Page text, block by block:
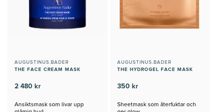
AUGUSTINUS.BADER
THE FACE CREAM MASK
2 480 kr
Ansiktsmask som livar upp
AUGUSTINUS.BADER
THE HYDROGEL FACE MASK
350 kr
Sheetmask som återfuktar och